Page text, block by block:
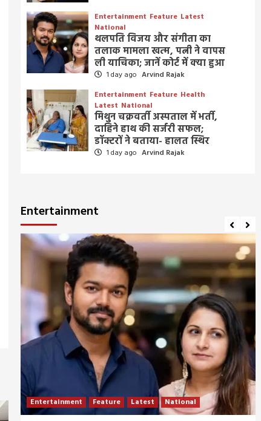
Entertainment Feature Latest
National
थलपति विजय और संगीता का
तलाक मामला खत्म, पत्नी ने वापस
ली याचिका; जानें कोर्ट में क्या हुआ
1 day ago Arvind Rajak
Entertainment Feature Health
Latest National
मिथुन चक्रवर्ती अस्पताल में भर्ती,
दाहिने हाथ की सर्जरी सफल;
डॉक्टरों ने बताया- हालत स्थिर
1 day ago Arvind Rajak
Entertainment
Entertainment Feature Latest National